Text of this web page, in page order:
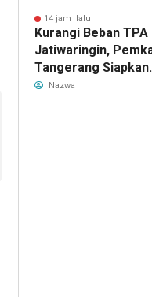
14 jam lalu
Kurangi Beban TPA
Jatiwaringin,
Tangerang Siapkan
TPS3R Baru di
Nazwa